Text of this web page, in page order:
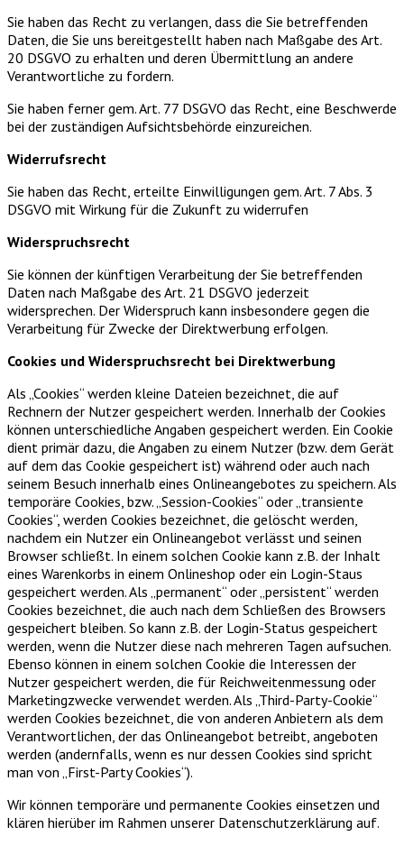
Sie haben das Recht zu verlangen, dass die Sie betreffenden
Daten, die Sie uns bereitgestellt haben nach Maßgabe des Art.
20 DSGVO zu erhalten und deren Übermittlung an andere
Verantwortliche zu fordern.
Sie haben ferner gem. Art. 77 DSGVO das Recht, eine Beschwerde
bei der zuständigen Aufsichtsbehörde einzureichen.
Widerrufsrecht
Sie haben das Recht, erteilte Einwilligungen gem. Art. 7 Abs. 3
DSGVO mit Wirkung für die Zukunft zu widerrufen
Widerspruchsrecht
Sie können der künftigen Verarbeitung der Sie betreffenden
Daten nach Maßgabe des Art. 21 DSGVO jederzeit
widersprechen. Der Widerspruch kann insbesondere gegen die
Verarbeitung für Zwecke der Direktwerbung erfolgen.
Cookies und Widerspruchsrecht bei Direktwerbung
Als „Cookies“ werden kleine Dateien bezeichnet, die auf
Rechnern der Nutzer gespeichert werden. Innerhalb der Cookies
können unterschiedliche Angaben gespeichert werden. Ein Cookie
dient primär dazu, die Angaben zu einem Nutzer (bzw. dem Gerät
auf dem das Cookie gespeichert ist) während oder auch nach
seinem Besuch innerhalb eines Onlineangebotes zu speichern. Als
temporäre Cookies, bzw. „Session-Cookies“ oder „transiente
Cookies“, werden Cookies bezeichnet, die gelöscht werden,
nachdem ein Nutzer ein Onlineangebot verlässt und seinen
Browser schließt. In einem solchen Cookie kann z.B. der Inhalt
eines Warenkorbs in einem Onlineshop oder ein Login-Staus
gespeichert werden. Als „permanent“ oder „persistent“ werden
Cookies bezeichnet, die auch nach dem Schließen des Browsers
gespeichert bleiben. So kann z.B. der Login-Status gespeichert
werden, wenn die Nutzer diese nach mehreren Tagen aufsuchen.
Ebenso können in einem solchen Cookie die Interessen der
Nutzer gespeichert werden, die für Reichweitenmessung oder
Marketingzwecke verwendet werden. Als „Third-Party-Cookie“
werden Cookies bezeichnet, die von anderen Anbietern als dem
Verantwortlichen, der das Onlineangebot betreibt, angeboten
werden (andernfalls, wenn es nur dessen Cookies sind spricht
man von „First-Party Cookies“).
Wir können temporäre und permanente Cookies einsetzen und
klären hierüber im Rahmen unserer Datenschutzerklärung auf.